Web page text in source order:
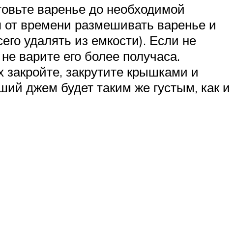
варенье до необходимой
времени размешивать варенье и
удалять из емкости). Если не
варите его более получаса.
закрутите крышками и
джем будет таким же густым, как и